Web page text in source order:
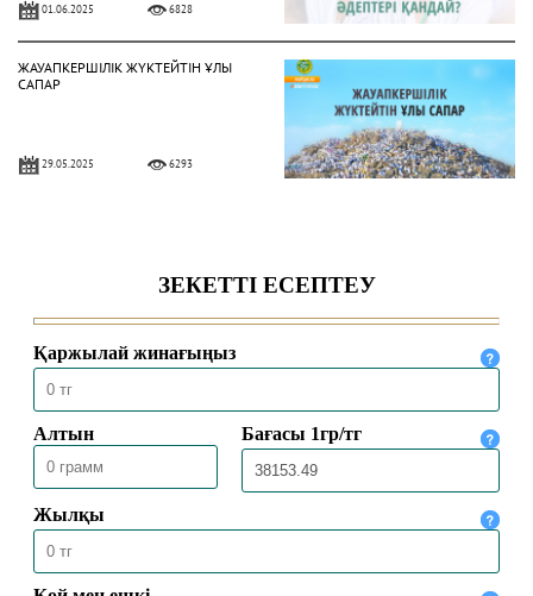
01.06.2025 6828
ЖАУАПКЕРШІЛІК ЖҮКТЕЙТІН ҰЛЫ
САПАР
29.05.2025 6293
16.04.2025 8714
ЕҢБЕК ЕТУ ӘДЕБІ
24.02.2025